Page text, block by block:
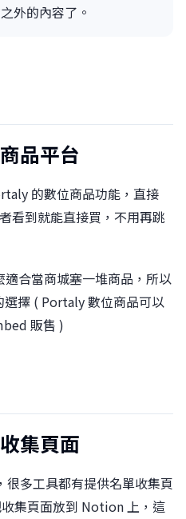
外的內容了。
品平台
的數位商品功能，直接
看到就能直接買，不用再跳
合當商城塞一堆商品，所以
擇 ( Portaly 數位商品可以
販售 )
集頁面
很多工具都有提供名單收集頁
集頁面放到 Notion 上，這